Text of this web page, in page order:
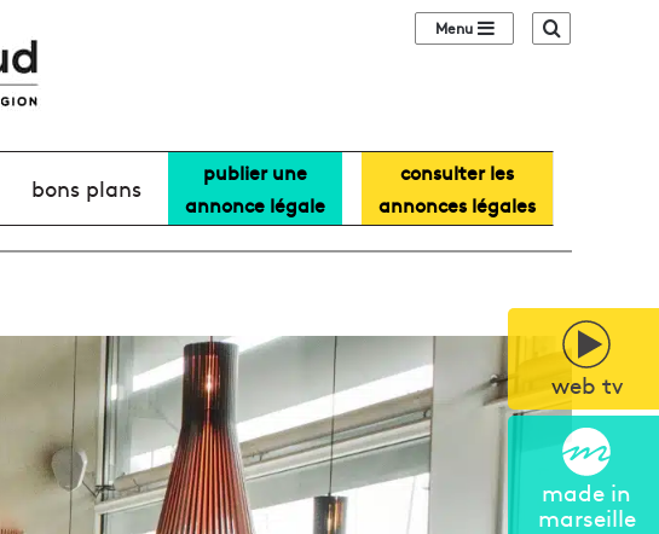
web tv
made in
marseille
Sidebar (barre
bons plans
publier une
annonce légale
consulter les
annonces légales